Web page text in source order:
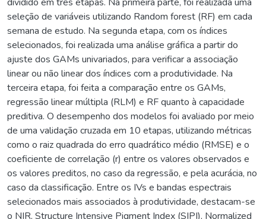
seleção de variáveis utilizando Random forest (RF) em cada
semana de estudo. Na segunda etapa, com os índices
selecionados, foi realizada uma análise gráfica a partir do
ajuste dos GAMs univariados, para verificar a associação
linear ou não linear dos índices com a produtividade. Na
terceira etapa, foi feita a comparação entre os GAMs,
regressão linear múltipla (RLM) e RF quanto à capacidade
preditiva. O desempenho dos modelos foi avaliado por meio
de uma validação cruzada em 10 etapas, utilizando métricas
como o raiz quadrada do erro quadrático médio (RMSE) e o
coeficiente de correlação (r) entre os valores observados e
os valores preditos, no caso da regressão, e pela acurácia, no
caso da classificação. Entre os IVs e bandas espectrais
selecionados mais associados à produtividade, destacam-se
o NIR, Structure Intensive Pigment Index (SIPI), Normalized